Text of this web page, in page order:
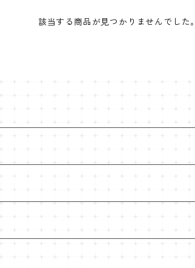
該当する商品が見つかりませんでした。